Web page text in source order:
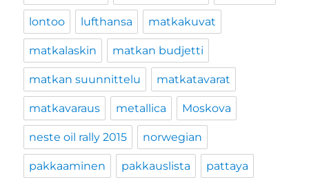
lontoo lufthansa matkakuvat
matkalaskin matkan budjetti
matkan suunnittelu matkatavarat
matkavaraus metallica Moskova
neste oil rally 2015 norwegian
pakkaaminen pakkauslista pattaya